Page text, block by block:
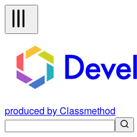
produced by Classmethod